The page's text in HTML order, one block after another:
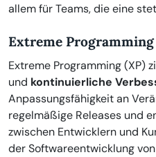
allem für Teams, die eine
Extreme Programming
Extreme Programming (XP)
und kontinuierliche
Anpassungsfähigkeit an
regelmäßige Releases und
zwischen Entwicklern und
der Softwareentwicklung